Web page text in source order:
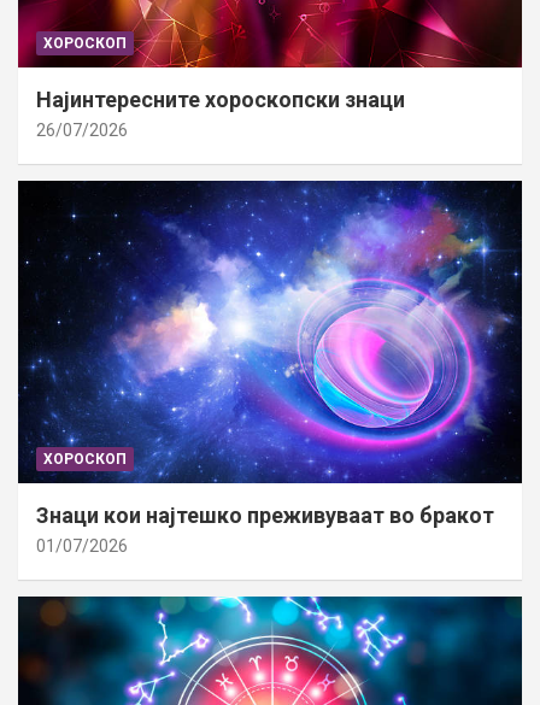
ХОРОСКОП
Најинтересните хороскопски знаци
26/07/2026
ХОРОСКОП
Знаци кои најтешко преживуваат во бракот
01/07/2026